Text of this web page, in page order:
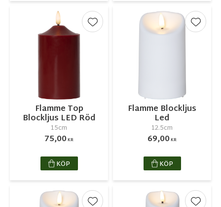
Flamme Top
Blockljus LED Röd
15cm
75,00KR
Lägg till i favoriter
KÖP
Flamme Blockljus
Led
12.5cm
69,00KR
Lägg
KÖP